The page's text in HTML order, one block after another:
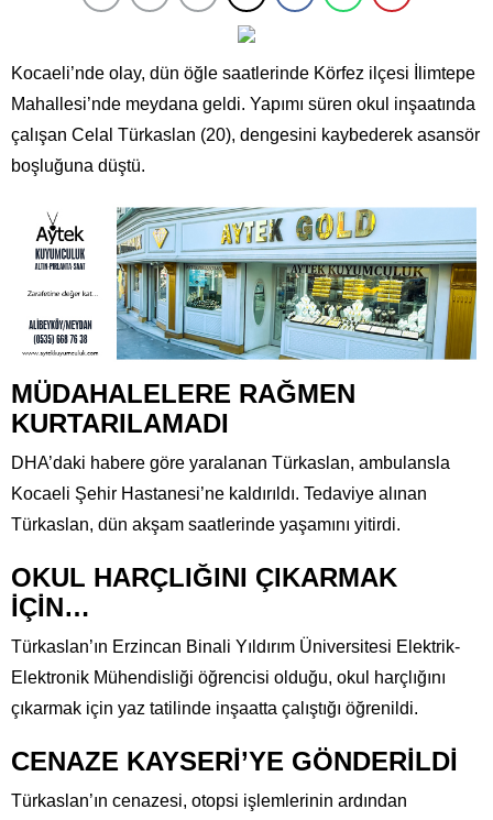
Kocaeli’nde olay, dün öğle saatlerinde Körfez ilçesi İlimtepe
Mahallesi’nde meydana geldi. Yapımı süren okul inşaatında
çalışan Celal Türkaslan (20), dengesini kaybederek asansör
boşluğuna düştü.
MÜDAHALELERE RAĞMEN
KURTARILAMADI
DHA’daki habere göre yaralanan Türkaslan, ambulansla
Kocaeli Şehir Hastanesi’ne kaldırıldı. Tedaviye alınan
Türkaslan, dün akşam saatlerinde yaşamını yitirdi.
OKUL HARÇLIĞINI ÇIKARMAK
İÇİN…
Türkaslan’ın Erzincan Binali Yıldırım Üniversitesi Elektrik-
Elektronik Mühendisliği öğrencisi olduğu, okul harçlığını
çıkarmak için yaz tatilinde inşaatta çalıştığı öğrenildi.
CENAZE KAYSERİ’YE GÖNDERİLDİ
Türkaslan’ın cenazesi, otopsi işlemlerinin ardından